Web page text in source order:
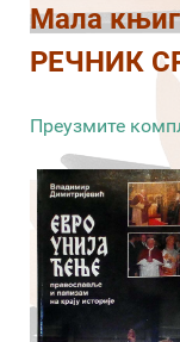
Мала
РЕЧНИК
Преузмите